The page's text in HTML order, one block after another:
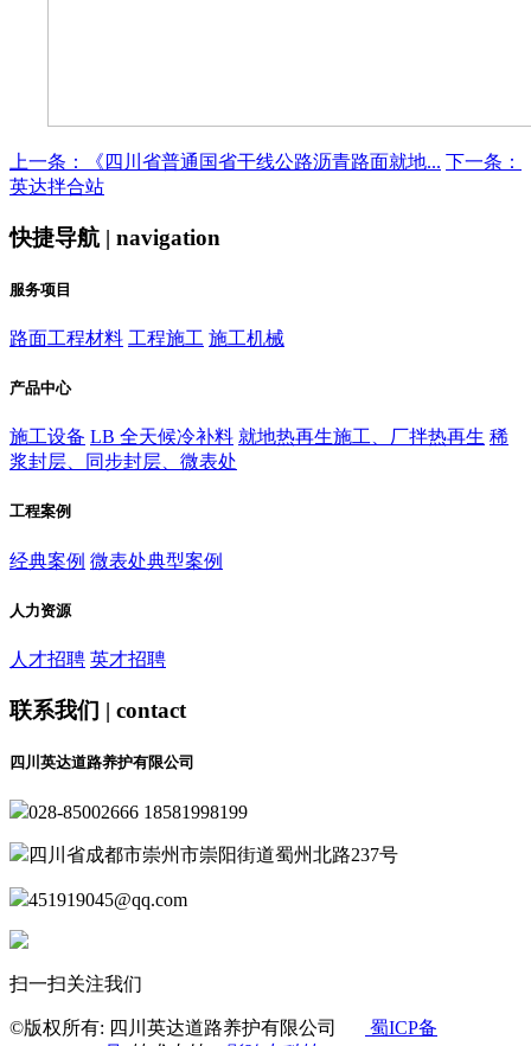
上一条：《四川省普通国省干线公路沥青路面就地... 下一条：
英达拌合站
快捷导航 | navigation
服务项目
路面工程材料 工程施工 施工机械
产品中心
施工设备 LB 全天候冷补料 就地热再生施工、厂拌热再生 稀
浆封层、同步封层、微表处
工程案例
经典案例 微表处典型案例
人力资源
人才招聘 英才招聘
联系我们 | contact
四川英达道路养护有限公司
028-85002666 18581998199
四川省成都市崇州市崇阳街道蜀州北路237号
451919045@qq.com
扫一扫关注我们
©版权所有: 四川英达道路养护有限公司
蜀ICP备